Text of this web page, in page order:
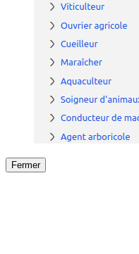
Fermer